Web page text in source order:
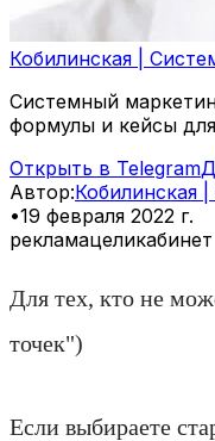
Кобилинская |
Системный
формулы и кейсы
Открыть в Telegram
Автор:Кобилинская
•19 февраля 2022 г.
рекламацеликабинет
Для тех, кто не
точек")
Если выбираете